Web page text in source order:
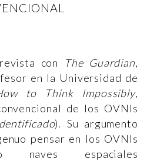
con The Guardian,
en la Universidad de
to Think Impossibly,
de los OVNIs
). Su argumento
pensar en los OVNIs
naves espaciales